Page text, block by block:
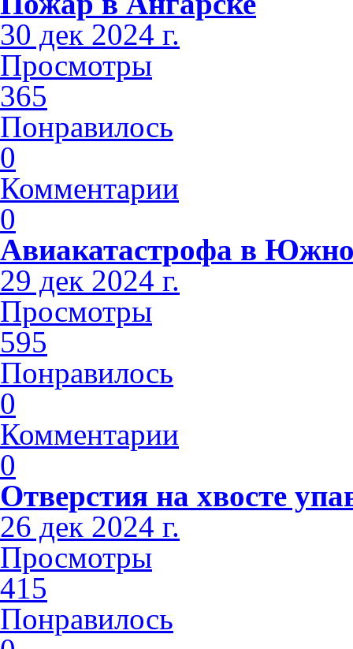
30 дек 2024 г.
Просмотры
365
Понравилось
0
Комментарии
0
Авиакатастрофа в
29 дек 2024 г.
Просмотры
595
Понравилось
0
Комментарии
0
Отверстия на хвосте
26 дек 2024 г.
Просмотры
415
Понравилось